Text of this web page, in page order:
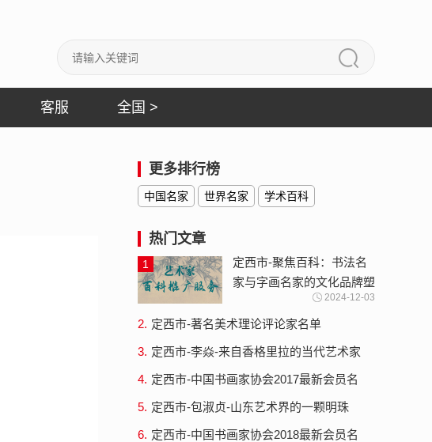
客服 全国 >
更多排行榜
中国名家 世界名家 学术百科
热门文章
1
定西市-聚焦百科：书法名
家与字画名家的文化品牌塑
2024-12-03
2. 定西市-著名美术理论评论家名单
3. 定西市-李焱-来自香格里拉的当代艺术家
4. 定西市-中国书画家协会2017最新会员名
5. 定西市-包淑贞-山东艺术界的一颗明珠
6. 定西市-中国书画家协会2018最新会员名